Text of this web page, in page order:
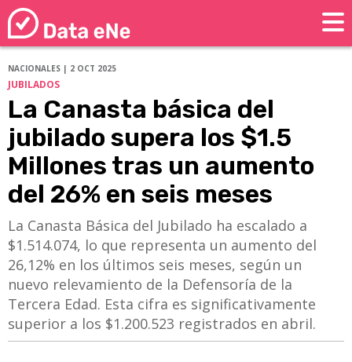
NACIONALES | 2 OCT 2025
JUBILADOS
La Canasta básica del
jubilado supera los $1.5
Millones tras un aumento
del 26% en seis meses
La Canasta Básica del Jubilado ha escalado a
$1.514.074, lo que representa un aumento del
26,12% en los últimos seis meses, según un
nuevo relevamiento de la Defensoría de la
Tercera Edad. Esta cifra es significativamente
superior a los $1.200.523 registrados en abril.